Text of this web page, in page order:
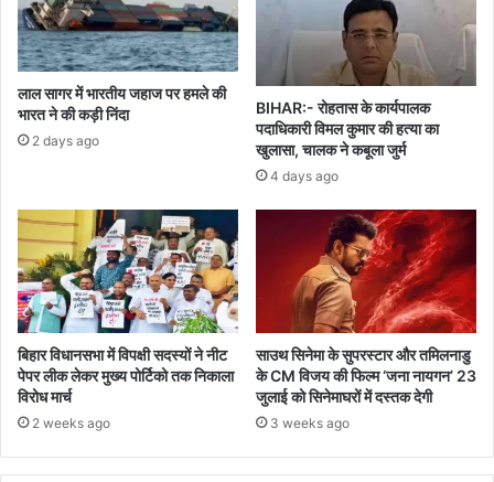
लाल सागर में भारतीय जहाज पर हमले की
भारत ने की कड़ी निंदा
2 days ago
BIHAR:- रोहतास के कार्यपालक
पदाधिकारी विमल कुमार की हत्या का
खुलासा, चालक ने कबूला जुर्म
4 days ago
बिहार विधानसभा में विपक्षी सदस्यों ने नीट
पेपर लीक लेकर मुख्य पोर्टिको तक निकाला
विरोध मार्च
2 weeks ago
साउथ सिनेमा के सुपरस्टार और तमिलनाडु
के CM विजय की फिल्म ‘जना नायगन’ 23
जुलाई को सिनेमाघरों में दस्तक देगी
3 weeks ago